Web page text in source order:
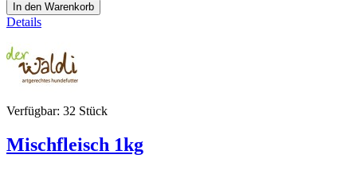
In den Warenkorb
Details
Verfügbar: 32 Stück
Mischfleisch 1kg